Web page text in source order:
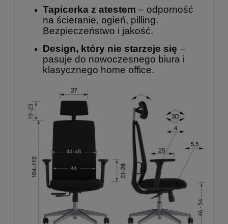
Tapicerka z atestem – odporność
na ścieranie, ogień, pilling.
Bezpieczeństwo i jakość.
Design, który nie starzeje się –
pasuje do nowoczesnego biura i
klasycznego home office.